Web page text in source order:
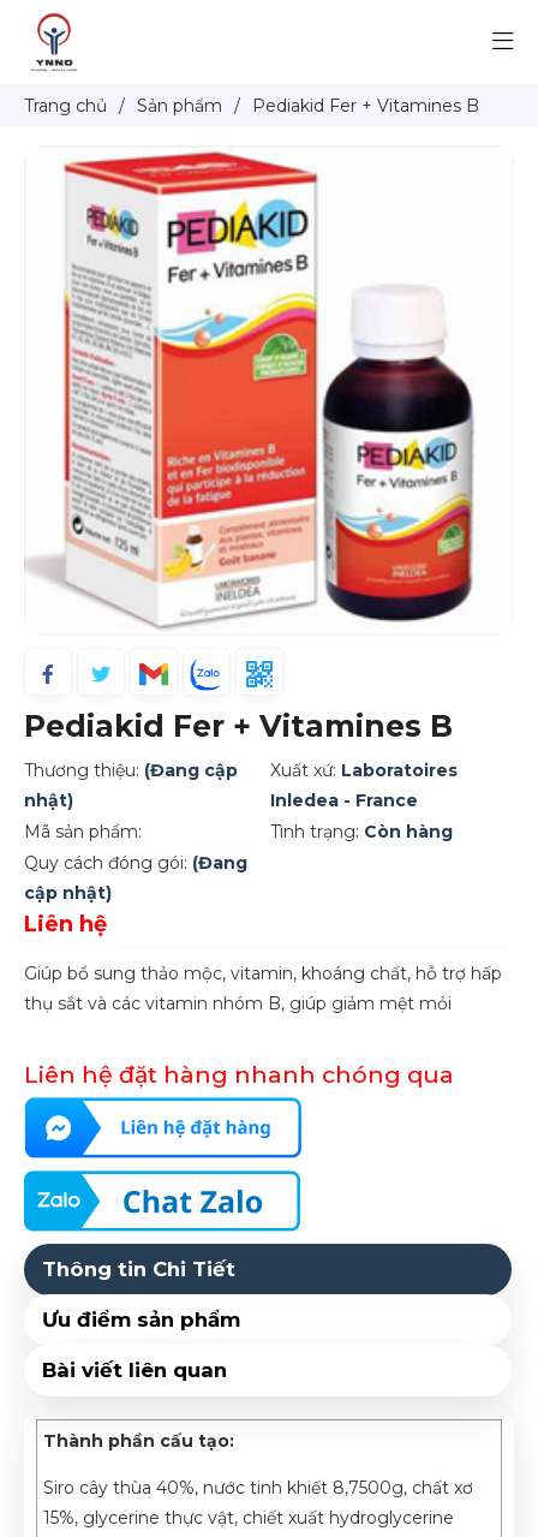
Trang chủ / Sản phẩm / Pediakid Fer + Vitamines B
Pediakid Fer + Vitamines B
Thương thiệu: (Đang cập
nhật)
Xuất xứ: Laboratoires
Inledea - France
Mã sản phẩm:
Tình trạng: Còn hàng
Quy cách đóng gói: (Đang
cập nhật)
Liên hệ
Giúp bổ sung thảo mộc, vitamin, khoáng chất, hỗ trợ hấp
thụ sắt và các vitamin nhóm B, giúp giảm mệt mỏi
Liên hệ đặt hàng nhanh chóng qua
Thông tin Chi Tiết
Ưu điểm sản phẩm
Bài viết liên quan
Thành phần cấu tạo:
Siro cây thùa 40%, nước tinh khiết 8,7500g, chất xơ
15%, glycerine thực vật, chiết xuất hydroglycerine